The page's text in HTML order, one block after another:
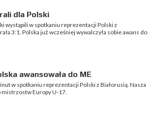
dla Polski
wystąpili w spotkaniu reprezentacji Polski z
3:1. Polska już wcześniej wywalczyła sobie awans do
awansowała do ME
w spotkaniu reprezentacji Polski z Białorusią. Nasza
mistrzostw Europy U-17.